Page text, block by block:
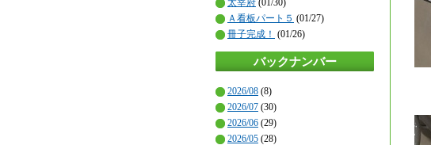
太宰府 (01/30)
Ａ看板パート５ (01/27)
冊子完成！ (01/26)
バックナンバー
2026/08 (8)
2026/07 (30)
2026/06 (29)
2026/05 (28)